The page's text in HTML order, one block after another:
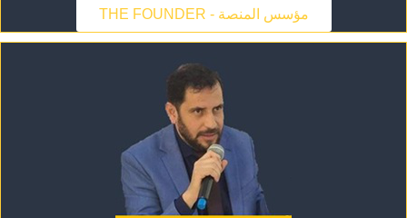
THE FOUNDER - مؤسس المنصة